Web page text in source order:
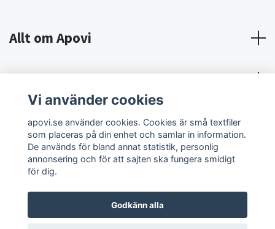
Allt om Apovi
Om Apovi
Sociala medier
Vi använder cookies
apovi.se använder cookies. Cookies är små textfiler
som placeras på din enhet och samlar in information.
De används för bland annat statistik, personlig
annonsering och för att sajten ska fungera smidigt
för dig.
Godkänn alla